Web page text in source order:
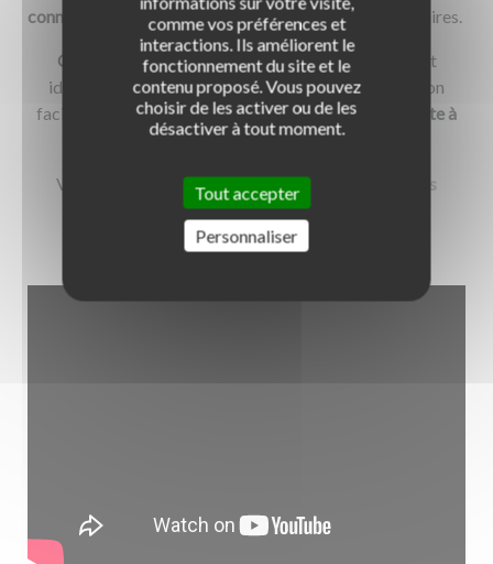
connaissances en lisant les informations complémentaires.
Clair et synthétique, avec des mots-clés clairement
identifiés et unformat pochequi rend sa consultation
facile, le
Code Rousseau, c’est l’assurance de la réussite à
l’examen du code de la route
Vous pouvez vous le procurer dans nos
auto-écoles
partenairesou en librairie.
comme vos préférences et
interactions. Ils améliorent le
fonctionnement du site et le
contenu proposé. Vous pouvez
choisir de les activer ou de les
désactiver à tout moment.
Tout accepter
Personnaliser